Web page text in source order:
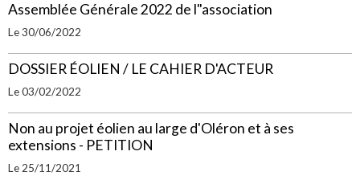
Assemblée Générale 2022 de l"association
Le 30/06/2022
DOSSIER ÉOLIEN / LE CAHIER D'ACTEUR
Le 03/02/2022
Non au projet éolien au large d'Oléron et à ses
extensions - PETITION
Le 25/11/2021